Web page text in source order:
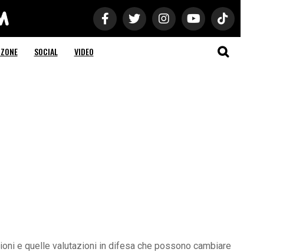
SOCIAL VIDEO
e quelle valutazioni in difesa che possono cambiare